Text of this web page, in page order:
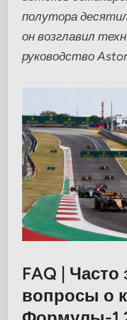
полутора
он возглавил
руководство
FAQ |
вопросы о